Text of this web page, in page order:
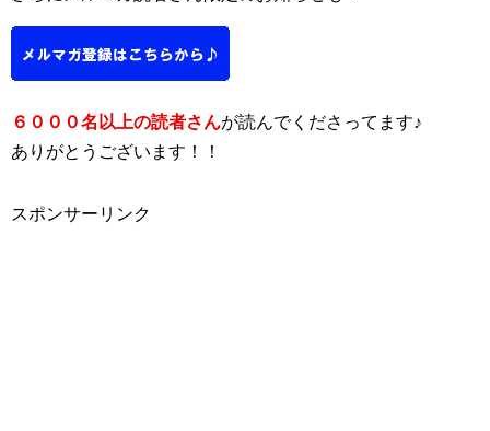
６０００名以上の読者さんが読んでくださってます♪
ありがとうございます！！
スポンサーリンク